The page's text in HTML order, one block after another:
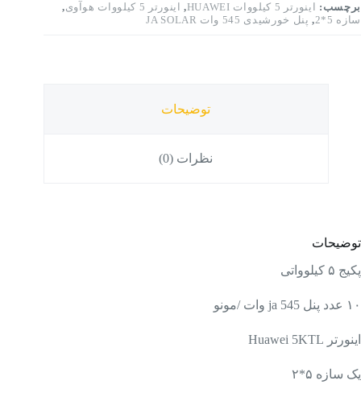
برچسب:
اینورتر 5 کیلووات HUAWEI , اینورتر 5 کیلووات هوآوی
,
سازه 5*2
, پنل خورشیدی 545 وات JA SOLAR
توضیحات
نظرات (0)
توضیحات
پکیج ۵ کیلوواتی
۱۰ عدد پنل ja 545 وات /مونو
اینورتر Huawei 5KTL
یک سازه ۵*۲